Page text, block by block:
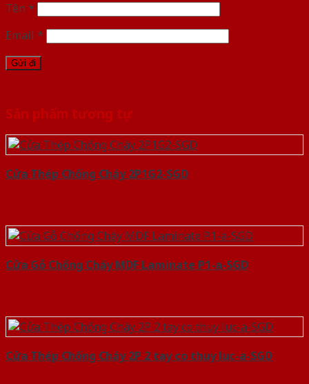
Tên *
Email *
Sản phẩm tương tự
Cửa Thép Chống Cháy 2P1G2-SGD
Cửa Gỗ Chống Cháy MDF Laminate P1-a-SGD
Cửa Thép Chống Cháy 2P 2 tay co thuy luc-a-SGD